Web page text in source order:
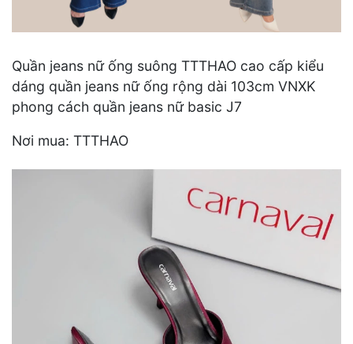
Quần jeans nữ ống suông TTTHAO cao cấp kiểu
dáng quần jeans nữ ống rộng dài 103cm VNXK
phong cách quần jeans nữ basic J7
Nơi mua: TTTHAO